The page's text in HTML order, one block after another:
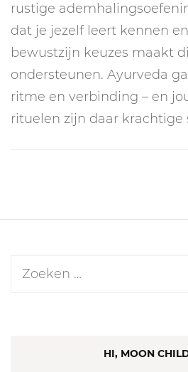
rustige
dat je jezelf leert kennen
bewustzijn keuzes maakt
ondersteunen. Ayurveda
ritme en verbinding – en
rituelen zijn daar krachtige
Zoeken
HI, MOON